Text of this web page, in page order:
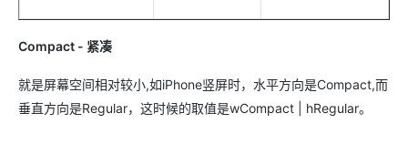
Compact - 紧凑
就是屏幕空间相对较小,如iPhone竖屏时，水平方向是Compact,而
垂直方向是Regular，这时候的取值是wCompact | hRegular。